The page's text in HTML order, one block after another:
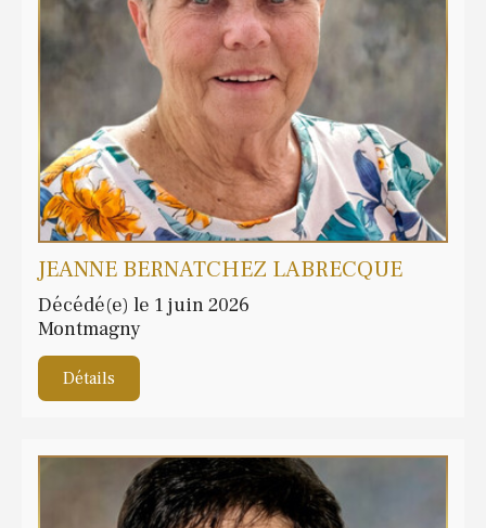
JEANNE BERNATCHEZ LABRECQUE
Décédé(e) le 1 juin 2026
Montmagny
Détails